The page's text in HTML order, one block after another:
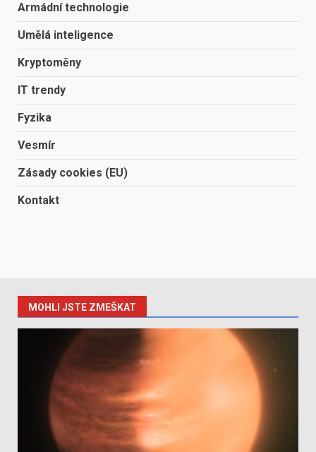
Armádní technologie
Umělá inteligence
Kryptoměny
IT trendy
Fyzika
Vesmír
Zásady cookies (EU)
Kontakt
MOHLI JSTE ZMEŠKAT